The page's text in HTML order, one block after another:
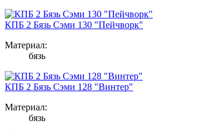
КПБ 2 Бязь Сэми 130 "Пейчворк"
Материал:
бязь
КПБ 2 Бязь Сэми 128 "Винтер"
Материал:
бязь